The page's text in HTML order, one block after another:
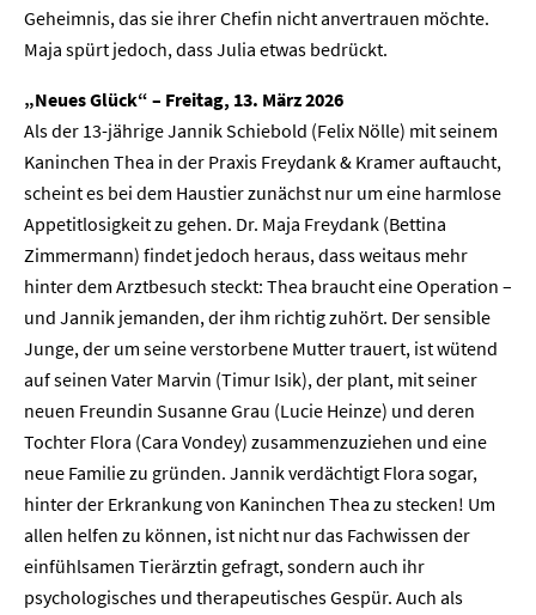
Geheimnis, das sie ihrer Chefin nicht anvertrauen möchte.
Maja spürt jedoch, dass Julia etwas bedrückt.
„Neues Glück“ – Freitag, 13. März 2026
Als der 13-jährige Jannik Schiebold (Felix Nölle) mit seinem
Kaninchen Thea in der Praxis Freydank & Kramer auftaucht,
scheint es bei dem Haustier zunächst nur um eine harmlose
Appetitlosigkeit zu gehen. Dr. Maja Freydank (Bettina
Zimmermann) findet jedoch heraus, dass weitaus mehr
hinter dem Arztbesuch steckt: Thea braucht eine Operation –
und Jannik jemanden, der ihm richtig zuhört. Der sensible
Junge, der um seine verstorbene Mutter trauert, ist wütend
auf seinen Vater Marvin (Timur Isik), der plant, mit seiner
neuen Freundin Susanne Grau (Lucie Heinze) und deren
Tochter Flora (Cara Vondey) zusammenzuziehen und eine
neue Familie zu gründen. Jannik verdächtigt Flora sogar,
hinter der Erkrankung von Kaninchen Thea zu stecken! Um
allen helfen zu können, ist nicht nur das Fachwissen der
einfühlsamen Tierärztin gefragt, sondern auch ihr
psychologisches und therapeutisches Gespür. Auch als
Home
Unternehmen